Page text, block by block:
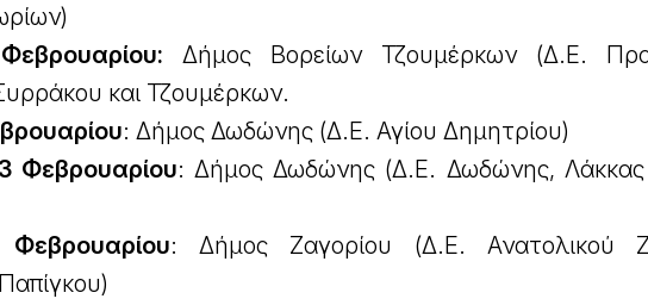
Δήμος Βορείων Τζουμέρκων (Δ.Ε.
και Τζουμέρκων.
: Δήμος Δωδώνης (Δ.Ε. Αγίου Δημητρίου)
Φεβρουαρίου: Δήμος Δωδώνης (Δ.Ε. Δωδώνης, Λάκκας
: Δήμος Ζαγορίου (Δ.Ε. Ανατολικού